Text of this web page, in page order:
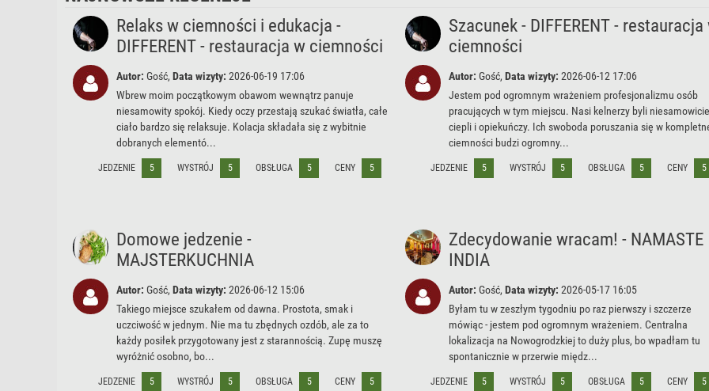
Relaks w ciemności i edukacja -
DIFFERENT - restauracja w ciemności
Autor: Gość, Data wizyty: 2026-06-19 17:06
Wbrew moim początkowym obawom wewnątrz panuje
niesamowity spokój. Kiedy oczy przestają szukać światła, całe
ciało bardzo się relaksuje. Kolacja składała się z wybitnie
dobranych elementó...
JEDZENIE 5 WYSTRÓJ 5 OBSŁUGA 5 CENY 5
Szacunek - DIFFERENT - restauracja
ciemności
Autor: Gość, Data wizyty: 2026-06-12 17:06
Jestem pod ogromnym wrażeniem profesjonalizmu osób
pracujących w tym miejscu. Nasi kelnerzy byli niesamowicie
ciepli i opiekuńczy. Ich swoboda poruszania się w
ciemności budzi ogromny...
JEDZENIE 5 WYSTRÓJ 5 OBSŁUGA 5 CENY 5
Domowe jedzenie -
MAJSTERKUCHNIA
Autor: Gość, Data wizyty: 2026-06-12 15:06
Takiego miejsce szukałem od dawna. Prostota, smak i
uczciwość w jednym. Nie ma tu zbędnych ozdób, ale za to
każdy posiłek przygotowany jest z starannością. Zupę muszę
wyróżnić osobno, bo...
JEDZENIE 5 WYSTRÓJ 5 OBSŁUGA 5 CENY 5
Zdecydowanie wracam! - NAMASTE
INDIA
Autor: Gość, Data wizyty: 2026-05-17 16:05
Byłam tu w zeszłym tygodniu po raz pierwszy i szczerze
mówiąc - jestem pod ogromnym wrażeniem. Centralna
lokalizacja na Nowogrodzkiej to duży plus, bo wpadłam tu
spontanicznie w przerwie międz...
JEDZENIE 5 WYSTRÓJ 5 OBSŁUGA 5 CENY 5